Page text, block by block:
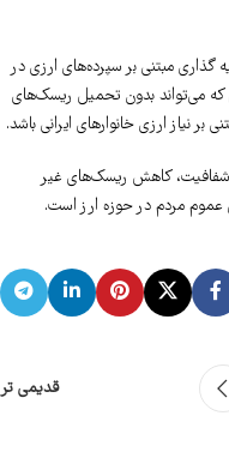
گذاری مبتنی بر سپرده‌های ارزی در
که می‌تواند بدون تحمیل ریسک‌های
نیاز ارزی خانوارهای ایرانی باشد.
شفافیت، کاهش ریسک‌های غیر
مردم در حوزه ارز است.
قدیمی تر